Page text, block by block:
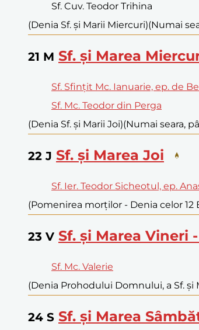
Sf. Cuv. Teodor Trihina
(Denia Sf. și Marii Miercuri)(Numai
21 M Sf. și Marea
Sf. Sfințit Mc. Ianuarie, ep. de
Sf. Mc. Teodor din Perga
(Denia Sf. și Marii Joi)(Numai seara,
22 J Sf. și Marea Joi
Sf. Ier. Teodor Sicheotul, ep.
(Pomenirea morților - Denia celor 12
23 V Sf. și Marea Vineri
Sf. Mc. Valerie
(Denia Prohodului Domnului, a Sf. și
24 S Sf. și Marea